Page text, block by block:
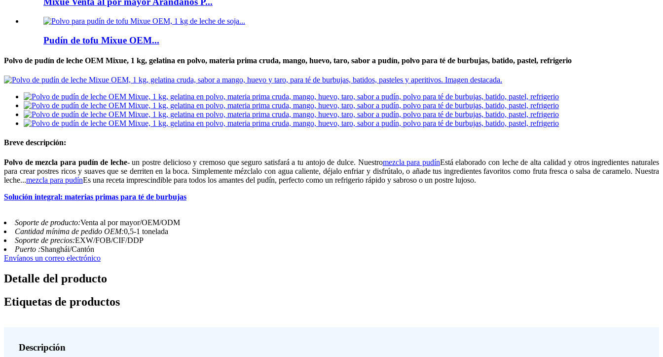
Pudín de tofu Mixue OEM...
Polvo de pudín de leche OEM Mixue, 1 kg, gelatina en polvo, materia prima cruda, mango, huevo, taro, sabor a pudín, polvo para té de burbujas, batido, pastel, refrigerio
Breve descripción:
Polvo de mezcla para pudín de leche- un postre delicioso y cremoso que seguro satisfará a tu antojo de dulce. Nuestromezcla para pudínEstá elaborado con leche de alta calidad y otros ingredientes naturales
para crear postres ricos y suaves que se derriten en la boca. Simplemente mézclalo con agua caliente, déjalo enfriar y disfrútalo, o añade tus ingredientes favoritos como fruta fresca o salsa de caramelo. Nuestra
leche...mezcla para pudínEs una receta imprescindible para todos los amantes del pudín, perfecto como un refrigerio rápido y sabroso o un postre lujoso.
Solución integral: materias primas para té de burbujas
Soporte de producto:Venta al por mayor/OEM/ODM
Cantidad mínima de pedido OEM:0,5-1 tonelada
Soporte de precios:EXW/FOB/CIF/DDP
Puerto :Shanghái/Cantón
Envíanos un correo electrónico
Detalle del producto
Etiquetas de productos
Descripción